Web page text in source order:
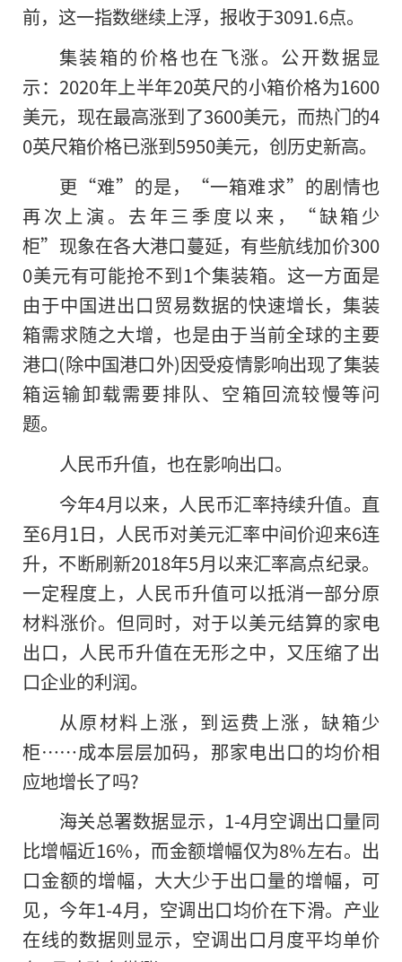
前，这一指数继续上浮，报收于3091.6点。
集装箱的价格也在飞涨。公开数据显
示：2020年上半年20英尺的小箱价格为1600
美元，现在最高涨到了3600美元，而热门的4
0英尺箱价格已涨到5950美元，创历史新高。
更“难”的是，“一箱难求”的剧情也
再次上演。去年三季度以来，“缺箱少
柜”现象在各大港口蔓延，有些航线加价300
0美元有可能抢不到1个集装箱。这一方面是
由于中国进出口贸易数据的快速增长，集装
箱需求随之大增，也是由于当前全球的主要
港口(除中国港口外)因受疫情影响出现了集装
箱运输卸载需要排队、空箱回流较慢等问
题。
人民币升值，也在影响出口。
今年4月以来，人民币汇率持续升值。直
至6月1日，人民币对美元汇率中间价迎来6连
升，不断刷新2018年5月以来汇率高点纪录。
一定程度上，人民币升值可以抵消一部分原
材料涨价。但同时，对于以美元结算的家电
出口，人民币升值在无形之中，又压缩了出
口企业的利润。
从原材料上涨，到运费上涨，缺箱少
柜……成本层层加码，那家电出口的均价相
应地增长了吗?
海关总署数据显示，1-4月空调出口量同
比增幅近16%，而金额增幅仅为8%左右。出
口金额的增幅，大大少于出口量的增幅，可
见，今年1-4月，空调出口均价在下滑。产业
在线的数据则显示，空调出口月度平均单价